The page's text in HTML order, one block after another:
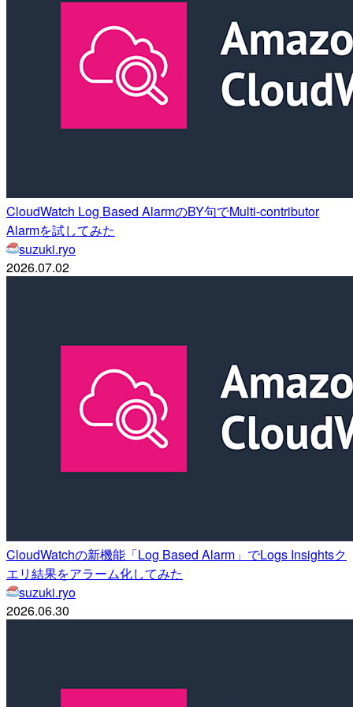
CloudWatch Log Based AlarmのBY句でMulti-contributor
Alarmを試してみた
suzuki.ryo
2026.07.02
CloudWatchの新機能「Log Based Alarm」でLogs Insightsク
エリ結果をアラーム化してみた
suzuki.ryo
2026.06.30